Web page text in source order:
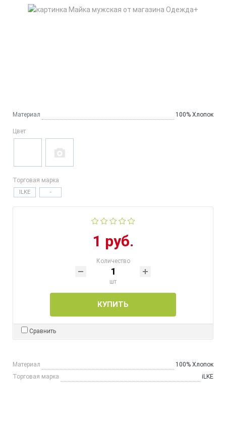
Материал 100% Хлопок
Цвет
Торговая марка
ILKE -
1 руб.
Количество
шт
КУПИТЬ
Сравнить
Материал
100% Хлопок
Торговая марка
iLKE